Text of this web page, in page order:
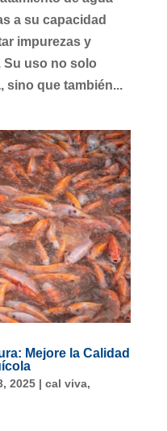
a su capacidad
impurezas y
Su uso no solo
sino que también...
Mejore la Calidad
2025| cal viva,